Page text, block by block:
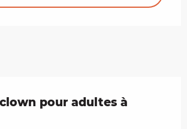
pour adultes à